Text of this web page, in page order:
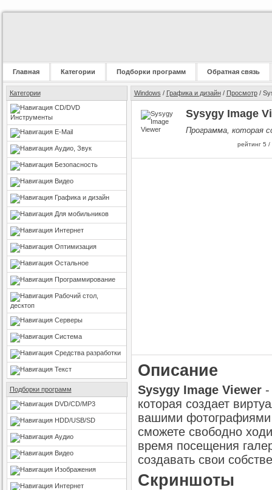
Главная Категории Подборки программ Обратная связь
Категории
CD/DVD
Инструменты
E-Mail
Аудио, Звук
Безопасность
Видео
Графика и дизайн
Для мобильников
Интернет
Оптимизация
Остальное
Программирование
Рабочий стол,
десктоп
Серверы
Система
Средства разработки
Текст
Подборки программ
DVD/CD/MP3
HDD/USB/SD
Аудио
Видео
Изображения
Интернет
Windows / Графика и дизайн/ Просмотр/
Sysygy Image
Программа, которая
рейтинг 5 /
Описание
Sysygy Image Viewer-
которая создает
вашими
сможете свободно
время посещения
создавать свои
Скриншоты